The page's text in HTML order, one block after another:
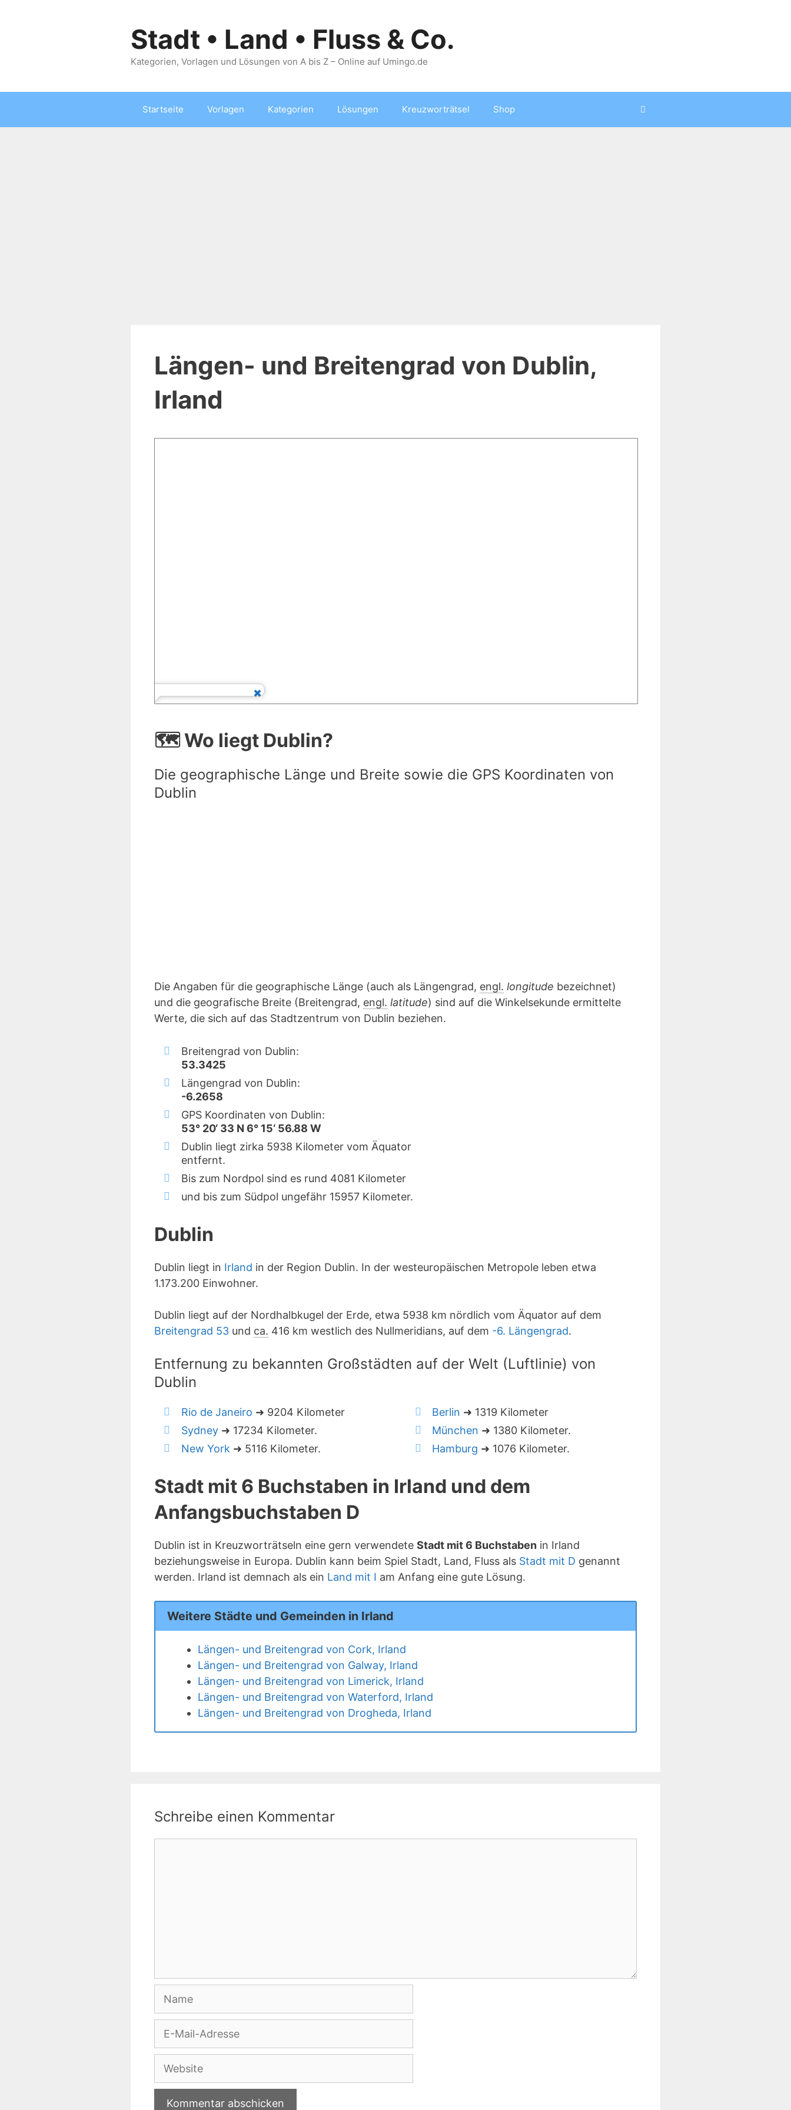
Stadt • Land • Fluss & Co.
Kategorien, Vorlagen und Lösungen von A bis Z – Online auf Umingo.de
Startseite Vorlagen Kategorien Lösungen Kreuzworträtsel Shop
Längen- und Breitengrad von Dublin,
Irland
🗺️ Wo liegt Dublin?
Die geographische Länge und Breite sowie die GPS Koordinaten von
Dublin
Die Angaben für die geographische Länge (auch als Längengrad, engl. longitude bezeichnet)
und die geografische Breite (Breitengrad, engl. latitude) sind auf die Winkelsekunde ermittelte
Werte, die sich auf das Stadtzentrum von Dublin beziehen.
Breitengrad von Dublin:
53.3425
Längengrad von Dublin:
-6.2658
GPS Koordinaten von Dublin:
53° 20‘ 33 N 6° 15‘ 56.88 W
Dublin liegt zirka 5938 Kilometer vom Äquator
entfernt.
Bis zum Nordpol sind es rund 4081 Kilometer
und bis zum Südpol ungefähr 15957 Kilometer.
Dublin
Dublin liegt in Irland in der Region Dublin. In der westeuropäischen Metropole leben etwa
1.173.200 Einwohner.
Dublin liegt auf der Nordhalbkugel der Erde, etwa 5938 km nördlich vom Äquator auf dem
Breitengrad 53 und ca. 416 km westlich des Nullmeridians, auf dem -6. Längengrad.
Entfernung zu bekannten Großstädten auf der Welt (Luftlinie) von
Dublin
Rio de Janeiro ➜ 9204 Kilometer
Sydney ➜ 17234 Kilometer.
New York ➜ 5116 Kilometer.
Berlin ➜ 1319 Kilometer
München ➜ 1380 Kilometer.
Hamburg ➜ 1076 Kilometer.
Stadt mit 6 Buchstaben in Irland und dem
Anfangsbuchstaben D
Dublin ist in Kreuzworträtseln eine gern verwendete Stadt mit 6 Buchstaben in Irland
beziehungsweise in Europa. Dublin kann beim Spiel Stadt, Land, Fluss als Stadt mit D genannt
werden. Irland ist demnach als ein Land mit I am Anfang eine gute Lösung.
Weitere Städte und Gemeinden in Irland
Längen- und Breitengrad von Cork, Irland
Längen- und Breitengrad von Galway, Irland
Längen- und Breitengrad von Limerick, Irland
Längen- und Breitengrad von Waterford, Irland
Längen- und Breitengrad von Drogheda, Irland
Schreibe einen Kommentar
Adresse
Website